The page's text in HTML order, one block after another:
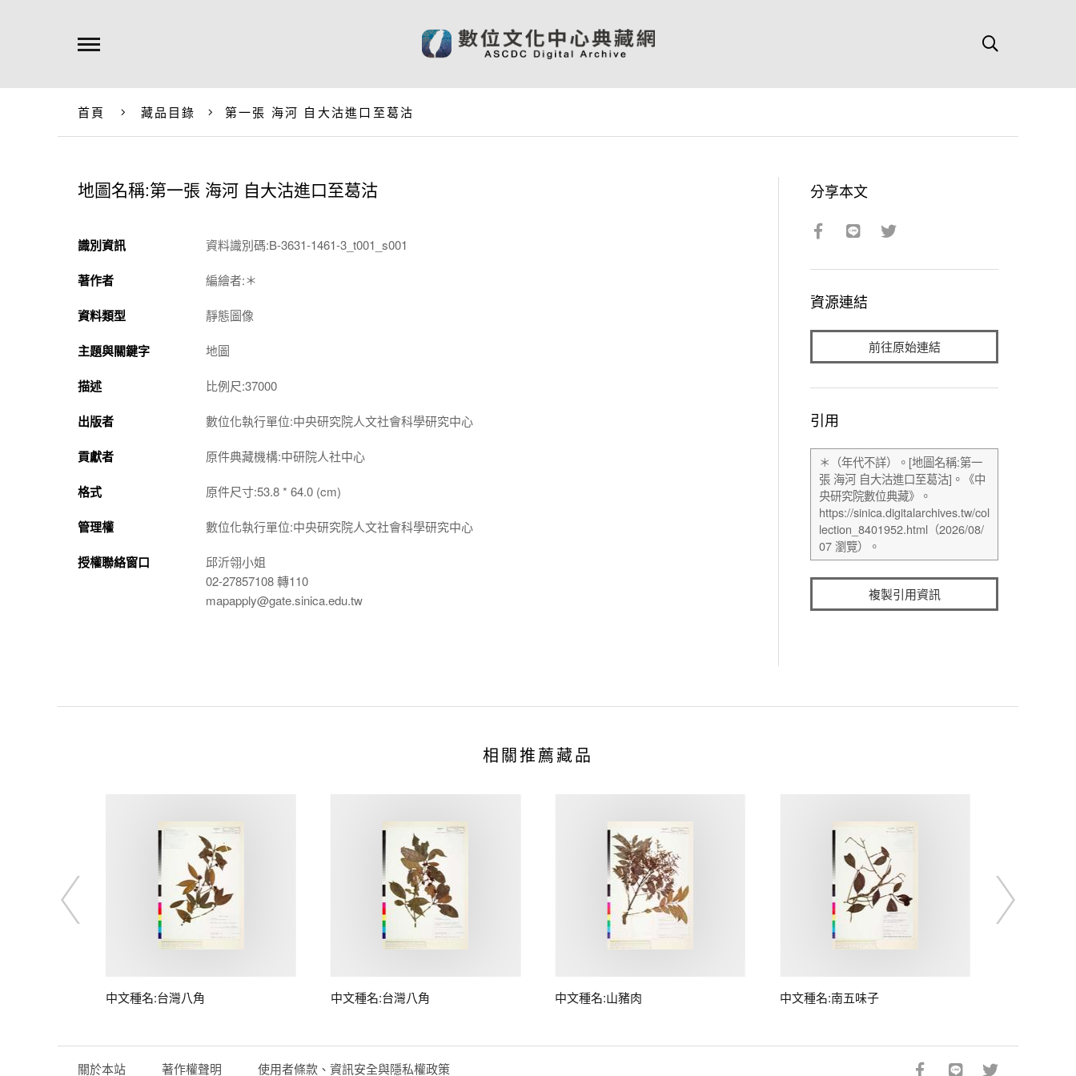
首頁 藏品目錄 第一張 海河 自大沽進口至葛沽
地圖名稱:第一張 海河 自大沽進口至葛沽
識別資訊 資料識別碼:B-3631-1461-3_t001_s001
著作者 編繪者:＊
資料類型 靜態圖像
主題與關鍵字 地圖
描述 比例尺:37000
出版者 數位化執行單位:中央研究院人文社會科學研究中心
貢獻者 原件典藏機構:中研院人社中心
格式 原件尺寸:53.8 * 64.0 (cm)
管理權 數位化執行單位:中央研究院人文社會科學研究中心
授權聯絡窗口
邱沂翎小姐
02-27857108 轉110
mapapply@gate.sinica.edu.tw
分享本文
資源連結
前往原始連結
引用
複製引用資訊
相關推薦藏品
中文種名:台灣八角 中文種名:台灣八角 中文種名:山豬肉 中文種名:南五味子
關於本站 著作權聲明 使用者條款、資訊安全與隱私權政策